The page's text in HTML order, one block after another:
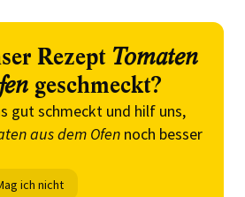
Rezept Tomaten
geschmeckt?
gut schmeckt und hilf uns,
aus dem Ofen noch besser
ich nicht